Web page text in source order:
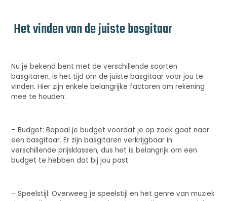
Het vinden van de juiste basgitaar
Nu je bekend bent met de verschillende soorten
basgitaren, is het tijd om de juiste basgitaar voor jou te
vinden. Hier zijn enkele belangrijke factoren om rekening
mee te houden:
– Budget: Bepaal je budget voordat je op zoek gaat naar
een basgitaar. Er zijn basgitaren verkrijgbaar in
verschillende prijsklassen, dus het is belangrijk om een
budget te hebben dat bij jou past.
– Speelstijl: Overweeg je speelstijl en het genre van muziek